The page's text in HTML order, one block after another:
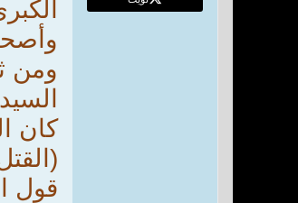
ومن
كان
قول